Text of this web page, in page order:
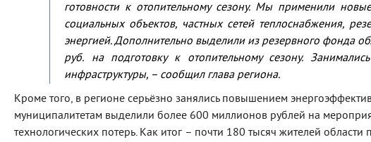
готовности к отопительному сезону. Мы применили
социальных объектов, частных сетей теплоснабжения,
энергией. Дополнительно выделили из резервного фонда
руб. на подготовку к отопительному сезону.
инфраструктуры, – сообщил глава региона.
Кроме того, в регионе серьёзно занялись повышением
муниципалитетам выделили более 600 миллионов рублей на
технологических потерь. Как итог – почти 180 тысяч жителей области